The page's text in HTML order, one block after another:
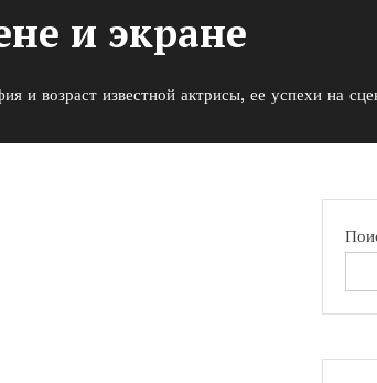
и экране
и возраст известной актрисы, ее успехи на